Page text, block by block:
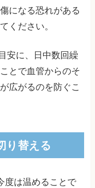
になる恐れがある
ください。
安に、日中数回繰
とで血管からのそ
広がるのを防ぐこ
り替える
度は温めることで